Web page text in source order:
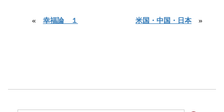
« 幸福論 １ 米国・中国・日本 »